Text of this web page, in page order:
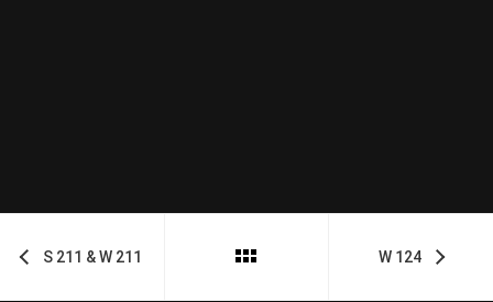
S 211 & W 211 W 124